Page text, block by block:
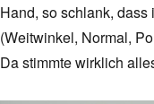
Hand, so schlank,
(Weitwinkel, Normal,
Da stimmte wirklich